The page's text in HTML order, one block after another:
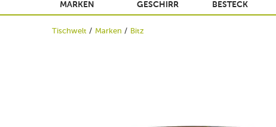
MARKEN GESCHIRR BESTECK
Tischwelt Marken Bitz